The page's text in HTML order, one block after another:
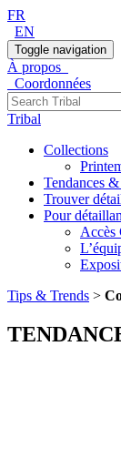
FR
EN
Toggle navigation
À propos
Coordonnées
Tribal
Collections
Tendances &
Trouver
Pour
Accès
Tips & Trends >